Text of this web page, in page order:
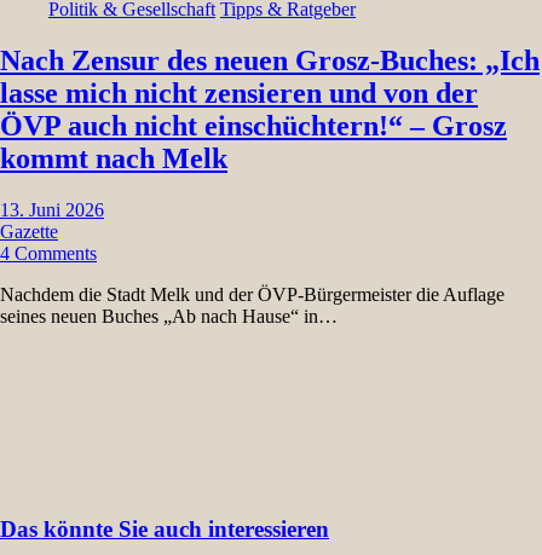
Politik & Gesellschaft Tipps & Ratgeber
Nach Zensur des neuen Grosz-Buches: „Ich
lasse mich nicht zensieren und von der
ÖVP auch nicht einschüchtern!“ – Grosz
kommt nach Melk
13. Juni 2026
Gazette
4 Comments
Nachdem die Stadt Melk und der ÖVP-Bürgermeister die Auflage
seines neuen Buches „Ab nach Hause“ in…
Das könnte Sie auch interessieren